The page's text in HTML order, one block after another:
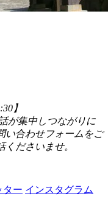
】
が集中しつながりに
い合わせフォームをご
ださいませ。
ター インスタグラム